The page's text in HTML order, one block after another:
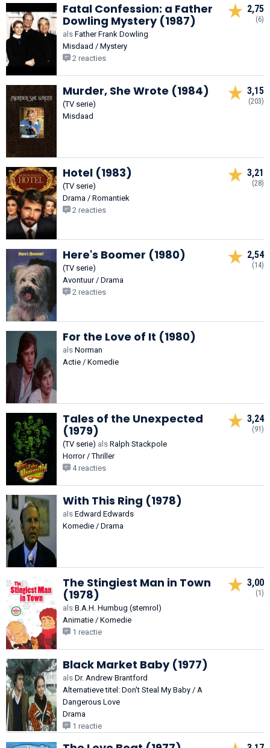
Fatal Confession: a Father
Dowling Mystery (1987)
als Father Frank Dowling
Misdaad / Mystery
2 reacties
2,75
(6)
Murder, She Wrote (1984)
(TV serie)
Misdaad
3,15
(203)
Hotel (1983)
(TV serie)
Drama / Romantiek
2 reacties
3,21
(28)
Here's Boomer (1980)
(TV serie)
Avontuur / Drama
2 reacties
2,54
(14)
For the Love of It (1980)
als Norman
Actie / Komedie
Tales of the Unexpected
(1979)
(TV serie) als Ralph Stackpole
Horror / Thriller
4 reacties
3,24
(91)
With This Ring (1978)
als Edward Edwards
Komedie / Drama
The Stingiest Man in Town
(1978)
als B.A.H. Humbug (stemrol)
Animatie / Komedie
1 reactie
3,00
(1)
Black Market Baby (1977)
als Dr. Andrew Brantford
Alternatieve titel: Don't Steal My Baby / A
Dangerous Love
Drama
1 reactie